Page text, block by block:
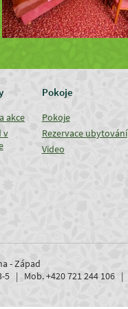
akce
v
Pokoje
Pokoje
Rezervace ubytování
Video
- Západ
5 | Mob. +420 721 244 106 |